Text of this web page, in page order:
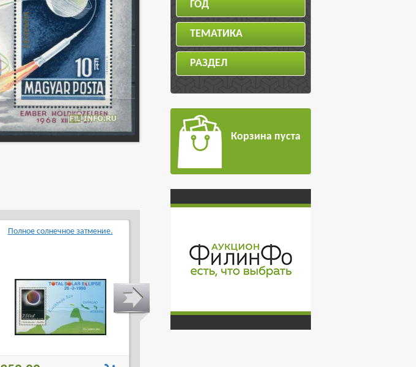
Полное солнечное затмение.
ГОД
ТЕМАТИКА
РАЗДЕЛ
Корзина пуста